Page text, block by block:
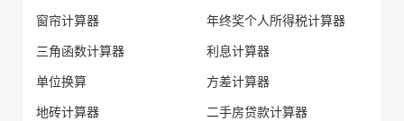
窗帘计算器
年终奖个人所得税计算器
三角函数计算器
利息计算器
单位换算
方差计算器
地砖计算器
二手房贷款计算器